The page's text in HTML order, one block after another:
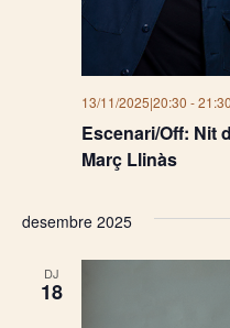
Escenari/Off: Nit
Març Llinàs
13/11/2025|20:30 -21:30
desembre 2025
DJ
18